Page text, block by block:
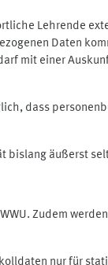
Lehrende
Daten
mit einer
dass
bislang äußerst
Zudem
nur für